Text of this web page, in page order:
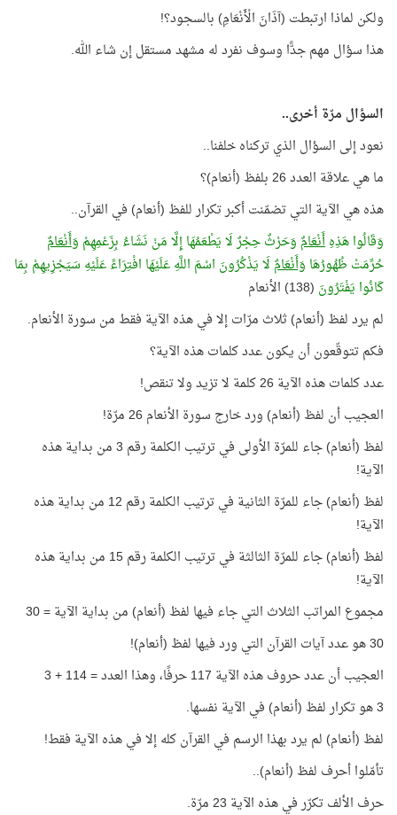
ولكن لماذا ارتبطت (آذَانَ الْأَنْعَامِ) بالسجود؟!
هذا سؤال مهم جدًّا وسوف نفرد له مشهد مستقل إن شاء الله.
السؤال مرّة أخرى..
نعود إلى السؤال الذي تركناه خلفنا..
ما هي علاقة العدد 26 بلفظ (أنعام)؟
هذه هي الآية التي تضمّنت أكبر تكرار للفظ (أنعام) في القرآن..
وَقَالُوا هَذِهِأَنْعَامٌ وَحَرْثٌ حِجْرٌ لَا يَطْعَمُهَا إِلَّا مَنْ نَشَاءُ بِزَعْمِهِمْ وَأَنْعَامٌ
حُرِّمَتْ ظُهُورُهَا وَأَنْعَامٌ لَا يَذْكُرُونَ اسْمَ اللَّهِ عَلَيْهَا افْتِرَاءً عَلَيْهِ سَيَجْزِيهِمْ بِمَا
كَانُوا يَفْتَرُونَ (138) الأنعام
لم يرد لفظ (أنعام) ثلاث مرّات إلا في هذه الآية فقط من سورة الأنعام.
فكم تتوقّعون أن يكون عدد كلمات هذه الآية؟
عدد كلمات هذه الآية 26 كلمة لا تزيد ولا تنقص!
العجيب أن لفظ (أنعام) ورد خارج سورة الأنعام 26 مرّة!
لفظ (أنعام) جاء للمرّة الأولى في ترتيب الكلمة رقم 3 من بداية هذه
الآية!
لفظ (أنعام) جاء للمرّة الثانية في ترتيب الكلمة رقم 12 من بداية هذه
الآية!
لفظ (أنعام) جاء للمرّة الثالثة في ترتيب الكلمة رقم 15 من بداية هذه
الآية!
مجموع المراتب الثلاث التي جاء فيها لفظ (أنعام) من بداية الآية = 30
30 هو عدد آيات القرآن التي ورد فيها لفظ (أنعام)!
العجيب أن عدد حروف هذه الآية 117 حرفًا، وهذا العدد = 114 + 3
3 هو تكرار لفظ (أنعام) في الآية نفسها.
لفظ (أنعام) لم يرد بهذا الرسم في القرآن كله إلا في هذه الآية فقط!
تأمّلوا أحرف لفظ (أنعام)..
حرف الألف تكرّر في هذه الآية 23 مرّة.